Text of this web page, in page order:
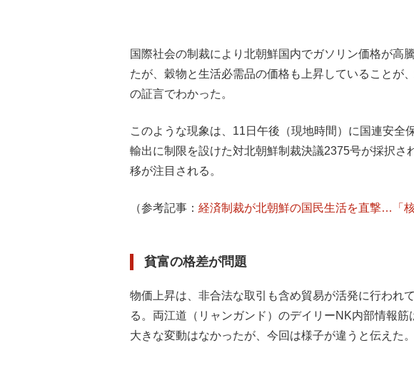
国際社会の制裁により北朝鮮国内でガソリン価格が高
たが、穀物と生活必需品の価格も上昇していることが
の証言でわかった。
このような現象は、11日午後（現地時間）に国連安全
輸出に制限を設けた対北朝鮮制裁決議2375号が採択さ
移が注目される。
（参考記事： 経済制裁が北朝鮮の国民生活を直撃…「
貧富の格差が問題
物価上昇は、非合法な取引も含め貿易が活発に行われ
る。両江道（リャンガンド）のデイリーNK内部情報
大きな変動はなかったが、今回は様子が違うと伝えた。